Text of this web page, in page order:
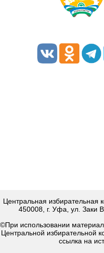
Центральная избирательная
450008, г. Уфа, ул. Заки
©При использовании
Центральной избирательной
ссылка на